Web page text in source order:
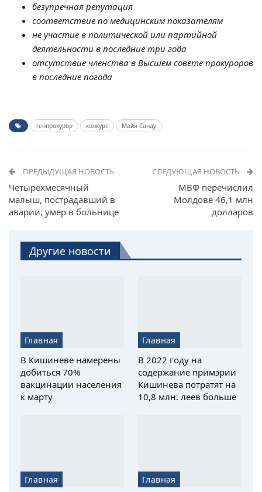
безупречная репутация
соответствие по медицинским показателям
не участие в политической или партийной
деятельности в последние три года
отсутствие членства в Высшем совете прокуроров
в последние погода
генпрокурор конкурс Майя Санду
ПРЕДЫДУЩАЯ НОВОСТЬ
Четырехмесячный
малыш, пострадавший в
аварии, умер в больнице
СЛЕДУЮЩАЯ НОВОСТЬ
МВФ перечислил
Молдове 46,1 млн
долларов
Другие новости
Главная
В Кишиневе намерены
добиться 70%
вакцинации населения
к марту
Главная
В 2022 году на
содержание примэрии
Кишинева потратят на
10,8 млн. леев больше
Главная Главная